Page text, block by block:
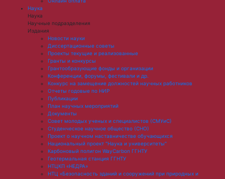
Наука
Наука
Научные подразделения
Издания
Новости науки
Диссертационные советы
Проекты текущие и реализованные
Гранты и конкурсы
Грантообразующие фонды и организации
Конференции, форумы, фестивали и др.
Конкурс на замещение должностей научных работников
Отчеты годовые по НИР
Публикации
План научныx мероприятий
Документы
Совет молодых ученых и специалистов (СМУиС)
Студенческое научное общество (СНО)
Проект о научном наставничестве обучающихся
Национальный проект "Наука и университеты"
Карбоновый полигон WayCarbon ГГНТУ
Геотермальная станция ГГНТУ
НТЦКП «НЕДРА»
НТЦ «Безопасность зданий и сооружений при природных и